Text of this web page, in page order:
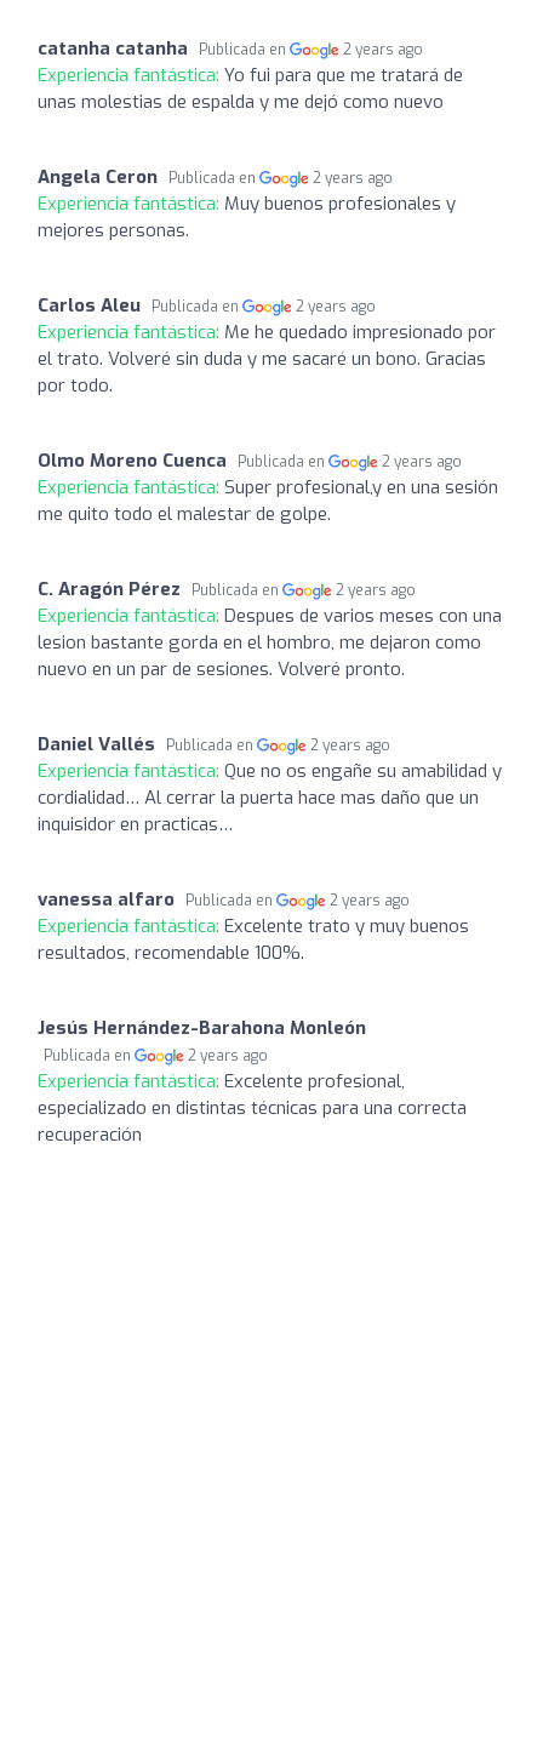
catanha catanha Publicada en 2 years ago
Experiencia fantástica: Yo fui para que me tratará de
unas molestias de espalda y me dejó como nuevo
Angela Ceron Publicada en 2 years ago
Experiencia fantástica: Muy buenos profesionales y
mejores personas.
Carlos Aleu Publicada en 2 years ago
Experiencia fantástica: Me he quedado impresionado por
el trato. Volveré sin duda y me sacaré un bono. Gracias
por todo.
Olmo Moreno Cuenca Publicada en 2 years ago
Experiencia fantástica: Super profesional,y en una sesión
me quito todo el malestar de golpe.
C. Aragón Pérez Publicada en 2 years ago
Experiencia fantástica: Despues de varios meses con una
lesion bastante gorda en el hombro, me dejaron como
nuevo en un par de sesiones. Volveré pronto.
Daniel Vallés Publicada en 2 years ago
Experiencia fantástica: Que no os engañe su amabilidad y
cordialidad… Al cerrar la puerta hace mas daño que un
inquisidor en practicas…
vanessa alfaro Publicada en 2 years ago
Experiencia fantástica: Excelente trato y muy buenos
resultados, recomendable 100%.
Jesús Hernández-Barahona Monleón
Publicada en 2 years ago
Experiencia fantástica: Excelente profesional,
especializado en distintas técnicas para una correcta
recuperación